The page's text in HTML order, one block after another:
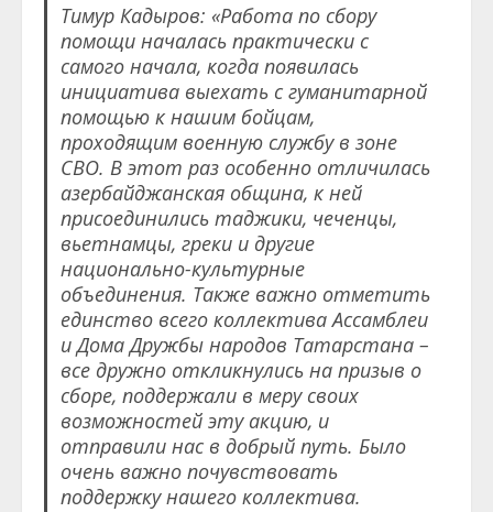
Тимур Кадыров: «Работа по сбору
помощи началась практически с
самого начала, когда появилась
инициатива выехать с гуманитарной
помощью к нашим бойцам,
проходящим военную службу в зоне
СВО. В этот раз особенно отличилась
азербайджанская община, к ней
присоединились таджики, чеченцы,
вьетнамцы, греки и другие
национально-культурные
объединения. Также важно отметить
единство всего коллектива Ассамблеи
и Дома Дружбы народов Татарстана –
все дружно откликнулись на призыв о
сборе, поддержали в меру своих
возможностей эту акцию, и
отправили нас в добрый путь. Было
очень важно почувствовать
поддержку нашего коллектива.